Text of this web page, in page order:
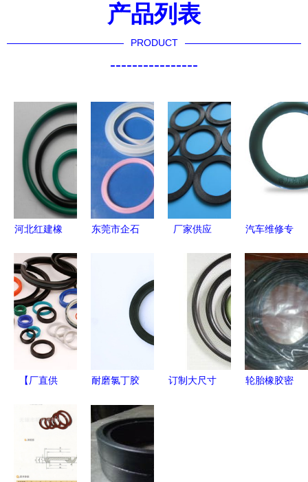
产品列表
PRODUCT
----------------
河北红建橡
圈定制与批
发，高清细
节图全解析
东莞市企石
橡胶制品领
域，橡胶密
封圈产品列
厂家供应
密封圈与硅
橡胶制品的
全方位选择
指南
汽车维修专
秘耐油丁晴
氟胶橡胶密
封圈的卓越
性能与高清
细节
【厂直供
氟橡胶O型
密封圈 耐
高温、耐腐
耐磨氯丁胶
业密封的可
靠之选
订制大尺寸
轮胎橡胶密